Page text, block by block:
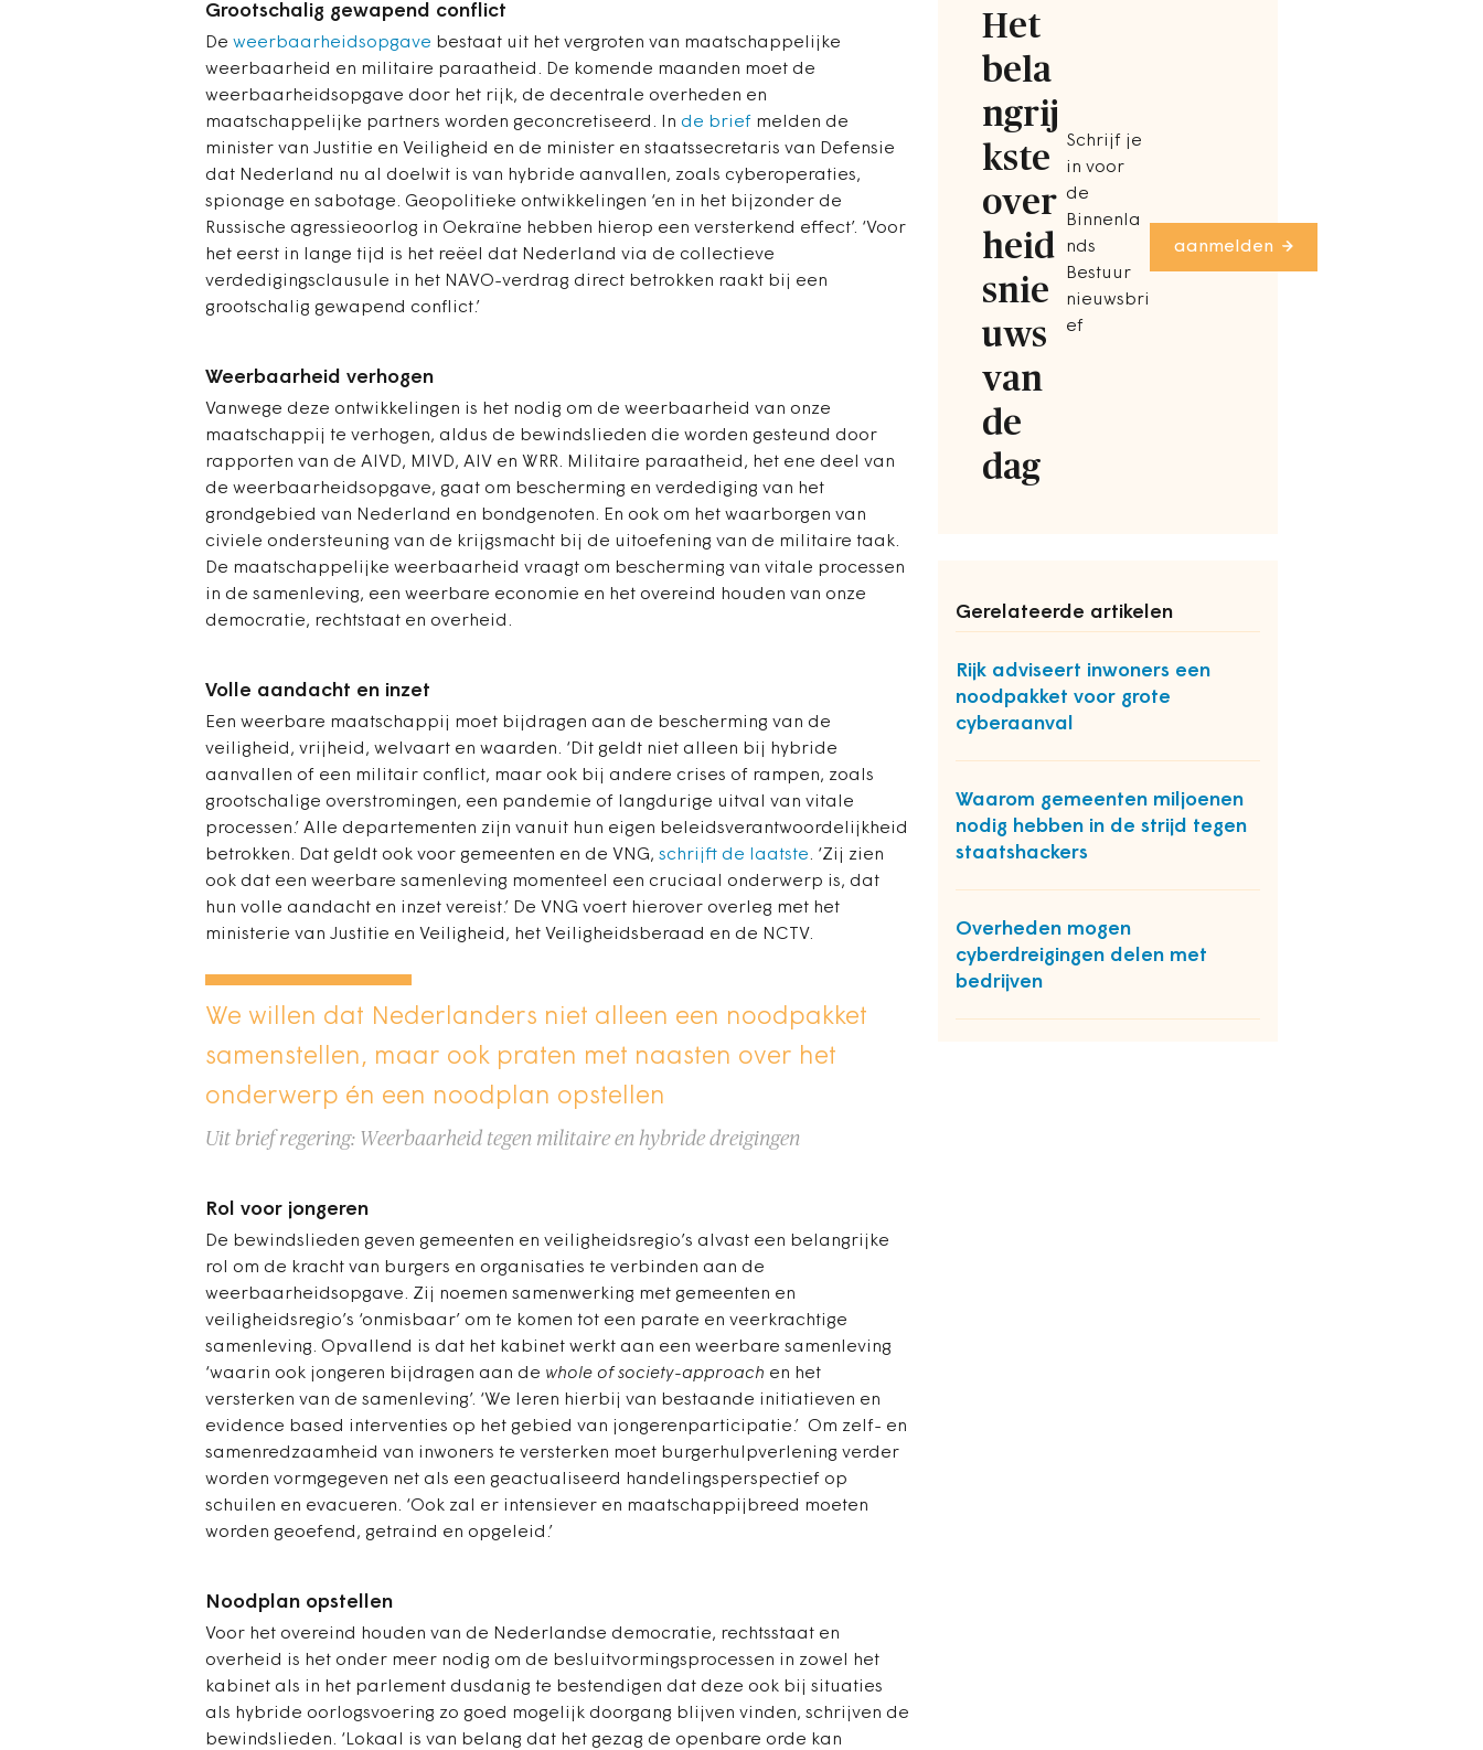
Grootschalig gewapend conflict
De weerbaarheidsopgave bestaat uit het vergroten van maatschappelijke
weerbaarheid en militaire paraatheid. De komende maanden moet de
weerbaarheidsopgave door het rijk, de decentrale overheden en
maatschappelijke partners worden geconcretiseerd. In de brief melden de
minister van Justitie en Veiligheid en de minister en staatssecretaris van Defensie
dat Nederland nu al doelwit is van hybride aanvallen, zoals cyberoperaties,
spionage en sabotage. Geopolitieke ontwikkelingen ‘en in het bijzonder de
Russische agressieoorlog in Oekraïne hebben hierop een versterkend effect’. ‘Voor
het eerst in lange tijd is het reëel dat Nederland via de collectieve
verdedigingsclausule in het NAVO-verdrag direct betrokken raakt bij een
grootschalig gewapend conflict.’
Het
bela
ngrij
kste
over
heid
snie
uws
van
de
dag
Schrijf je
in voor
de
Binnenla
nds
Bestuur
nieuwsbri
ef
aanmelden
Gerelateerde artikelen
Rijk adviseert inwoners een
noodpakket voor grote
cyberaanval
Waarom gemeenten miljoenen
nodig hebben in de strijd tegen
staatshackers
Overheden mogen
cyberdreigingen delen met
bedrijven
Weerbaarheid verhogen
Vanwege deze ontwikkelingen is het nodig om de weerbaarheid van onze
maatschappij te verhogen, aldus de bewindslieden die worden gesteund door
rapporten van de AIVD, MIVD, AIV en WRR. Militaire paraatheid, het ene deel van
de weerbaarheidsopgave, gaat om bescherming en verdediging van het
grondgebied van Nederland en bondgenoten. En ook om het waarborgen van
civiele ondersteuning van de krijgsmacht bij de uitoefening van de militaire taak.
De maatschappelijke weerbaarheid vraagt om bescherming van vitale processen
in de samenleving, een weerbare economie en het overeind houden van onze
democratie, rechtstaat en overheid.
Volle aandacht en inzet
Een weerbare maatschappij moet bijdragen aan de bescherming van de
veiligheid, vrijheid, welvaart en waarden. ‘Dit geldt niet alleen bij hybride
aanvallen of een militair conflict, maar ook bij andere crises of rampen, zoals
grootschalige overstromingen, een pandemie of langdurige uitval van vitale
processen.’ Alle departementen zijn vanuit hun eigen beleidsverantwoordelijkheid
betrokken. Dat geldt ook voor gemeenten en de VNG, schrijft de laatste. ‘Zij zien
ook dat een weerbare samenleving momenteel een cruciaal onderwerp is, dat
hun volle aandacht en inzet vereist.’ De VNG voert hierover overleg met het
ministerie van Justitie en Veiligheid, het Veiligheidsberaad en de NCTV.
We willen dat Nederlanders niet alleen een noodpakket
samenstellen, maar ook praten met naasten over het
onderwerp én een noodplan opstellen
Uit brief regering: Weerbaarheid tegen militaire en hybride dreigingen
Rol voor jongeren
De bewindslieden geven gemeenten en veiligheidsregio’s alvast een belangrijke
rol om de kracht van burgers en organisaties te verbinden aan de
weerbaarheidsopgave. Zij noemen samenwerking met gemeenten en
veiligheidsregio’s ‘onmisbaar’ om te komen tot een parate en veerkrachtige
samenleving. Opvallend is dat het kabinet werkt aan een weerbare samenleving
‘waarin ook jongeren bijdragen aan de whole of society-approach en het
versterken van de samenleving’. ‘We leren hierbij van bestaande initiatieven en
evidence based interventies op het gebied van jongerenparticipatie.’ Om zelf- en
samenredzaamheid van inwoners te versterken moet burgerhulpverlening verder
worden vormgegeven net als een geactualiseerd handelingsperspectief op
schuilen en evacueren. ‘Ook zal er intensiever en maatschappijbreed moeten
worden geoefend, getraind en opgeleid.’
Noodplan opstellen
Voor het overeind houden van de Nederlandse democratie, rechtsstaat en
overheid is het onder meer nodig om de besluitvormingsprocessen in zowel het
kabinet als in het parlement dusdanig te bestendigen dat deze ook bij situaties
als hybride oorlogsvoering zo goed mogelijk doorgang blijven vinden, schrijven de
bewindslieden. ‘Lokaal is van belang dat het gezag de openbare orde kan